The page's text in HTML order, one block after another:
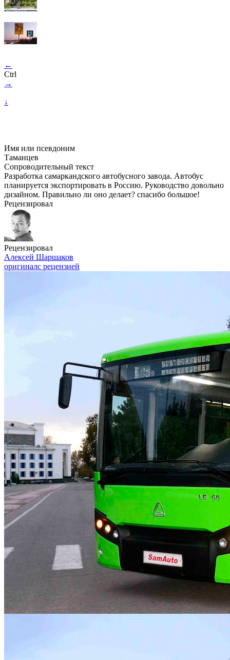
←
Ctrl
→
↓
Имя или псевдоним
Таманцев
Сопроводительный текст
Разработка самаркандского автобусного завода. Автобус
планируется экспортировать в Россию. Руководство довольно
дизайном. Правильно ли оно делает? спасибо большое!
Рецензировал
Рецензировал
Алексей Шаршаков
оригиналс рецензией